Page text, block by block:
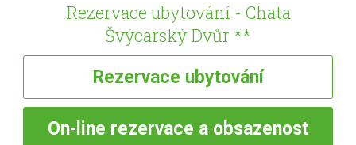
Rezervace ubytování - Chata
Švýcarský Dvůr **
Rezervace ubytování
On-line rezervace a obsazenost